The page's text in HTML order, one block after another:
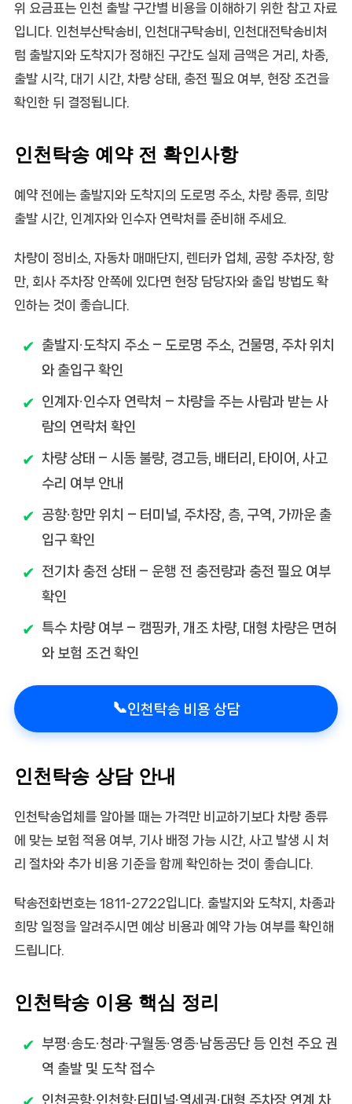
위 요금표는 인천 출발 구간별 비용을 이해하기 위한 참고 자료
입니다. 인천부산탁송비, 인천대구탁송비, 인천대전탁송비처
럼 출발지와 도착지가 정해진 구간도 실제 금액은 거리, 차종,
출발 시각, 대기 시간, 차량 상태, 충전 필요 여부, 현장 조건을
확인한 뒤 결정됩니다.
인천탁송 예약 전 확인사항
예약 전에는 출발지와 도착지의 도로명 주소, 차량 종류, 희망
출발 시간, 인계자와 인수자 연락처를 준비해 주세요.
차량이 정비소, 자동차 매매단지, 렌터카 업체, 공항 주차장, 항
만, 회사 주차장 안쪽에 있다면 현장 담당자와 출입 방법도 확
인하는 것이 좋습니다.
출발지·도착지 주소 – 도로명 주소, 건물명, 주차 위치
와 출입구 확인
인계자·인수자 연락처 – 차량을 주는 사람과 받는 사
람의 연락처 확인
차량 상태 – 시동 불량, 경고등, 배터리, 타이어, 사고
수리 여부 안내
공항·항만 위치 – 터미널, 주차장, 층, 구역, 가까운 출
입구 확인
전기차 충전 상태 – 운행 전 충전량과 충전 필요 여부
확인
특수 차량 여부– 캠핑카, 개조 차량, 대형 차량은 면허
와 보험 조건 확인
📞인천탁송 비용 상담
인천탁송 상담 안내
인천탁송업체를 알아볼 때는 가격만 비교하기보다 차량 종류
에 맞는 보험 적용 여부, 기사 배정 가능 시간, 사고 발생 시 처
리 절차와 추가 비용 기준을 함께 확인하는 것이 좋습니다.
탁송전화번호는 1811-2722입니다. 출발지와 도착지, 차종과
희망 일정을 알려주시면 예상 비용과 예약 가능 여부를 확인해
드립니다.
인천탁송 이용 핵심 정리
부평·송도·청라·구월동·영종·남동공단 등 인천 주요 권
역 출발 및 도착 접수
인천공항·인천항·터미널·역세권·대형 주차장 연계 차